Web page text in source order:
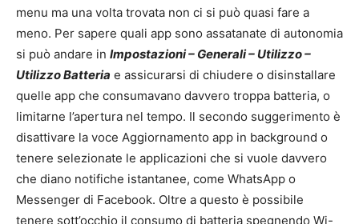
menu ma una volta trovata non ci si può quasi fare a
meno. Per sapere quali app sono assatanate di autonomia
si può andare in Impostazioni – Generali – Utilizzo –
Utilizzo Batteria e assicurarsi di chiudere o disinstallare
quelle app che consumavano davvero troppa batteria, o
limitarne l’apertura nel tempo. Il secondo suggerimento è
disattivare la voce Aggiornamento app in background o
tenere selezionate le applicazioni che si vuole davvero
che diano notifiche istantanee, come WhatsApp o
Messenger di Facebook. Oltre a questo è possibile
tenere sott’occhio il consumo di batteria spegnendo Wi-